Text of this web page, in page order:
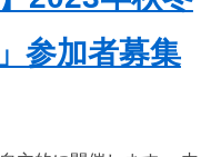
参加者募集